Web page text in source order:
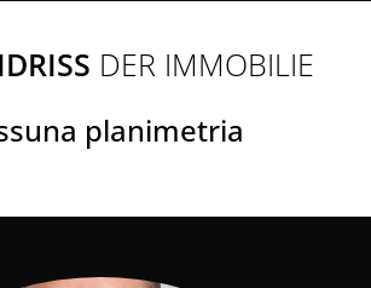
DER IMMOBILIE
planimetria